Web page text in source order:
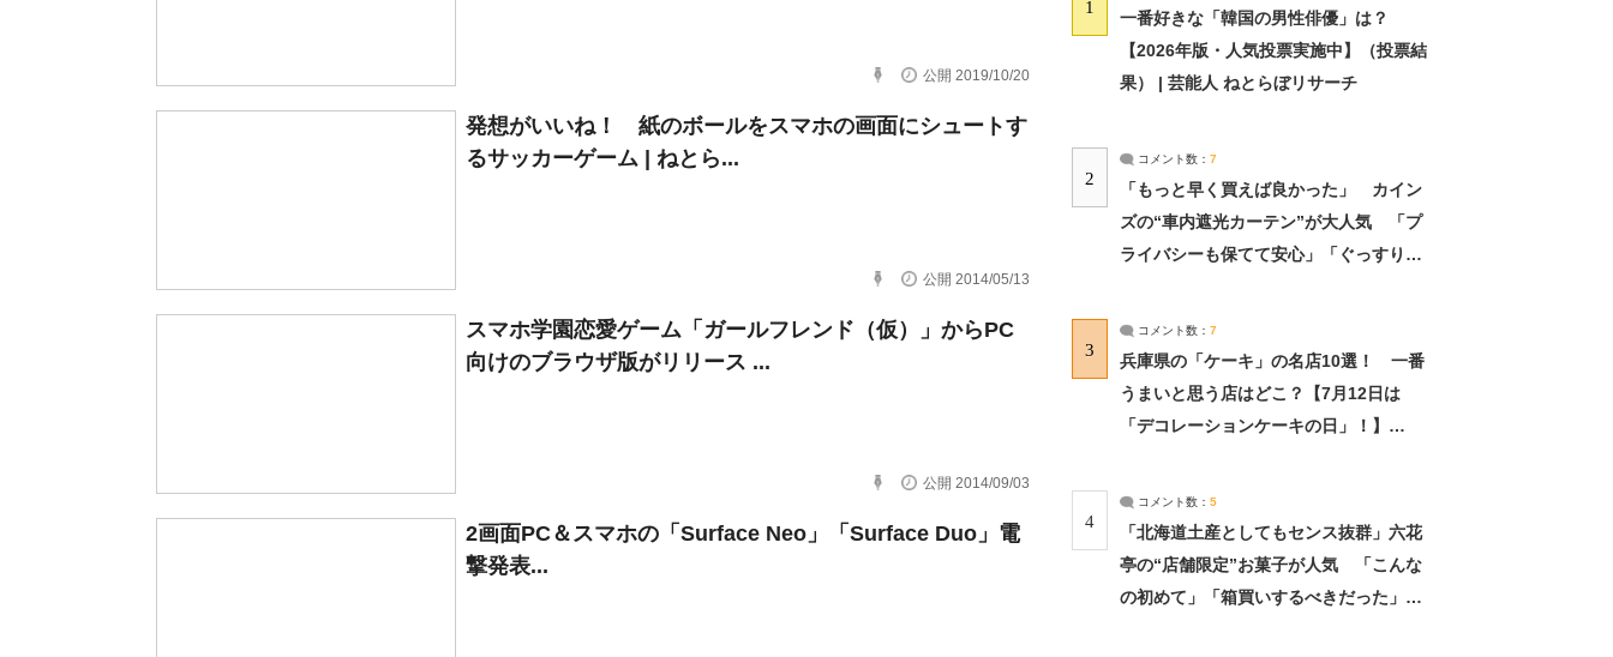
公開 2019/10/20
発想がいいね！ 紙のボールをスマホの画面にシュートす
るサッカーゲーム | ねとら...
公開 2014/05/13
スマホ学園恋愛ゲーム「ガールフレンド（仮）」からPC
向けのブラウザ版がリリース ...
公開 2014/09/03
2画面PC＆スマホの「Surface Neo」「Surface Duo」電
撃発表...
1
一番好きな「韓国の男性俳優」は？
【2026年版・人気投票実施中】（投票結
果） | 芸能人 ねとらぼリサーチ
2
コメント数： 7
「もっと早く買えば良かった」 カイン
ズの“車内遮光カーテン”が大人気 「プ
ライバシーも保てて安心」「ぐっすり眠
3
コメント数： 7
兵庫県の「ケーキ」の名店10選！ 一番
うまいと思う店はどこ？【7月12日は
「デコレーションケーキの日」！】
4
コメント数： 5
「北海道土産としてもセンス抜群」六花
亭の“店舗限定”お菓子が人気 「こんな
の初めて」「箱買いするべきだった」